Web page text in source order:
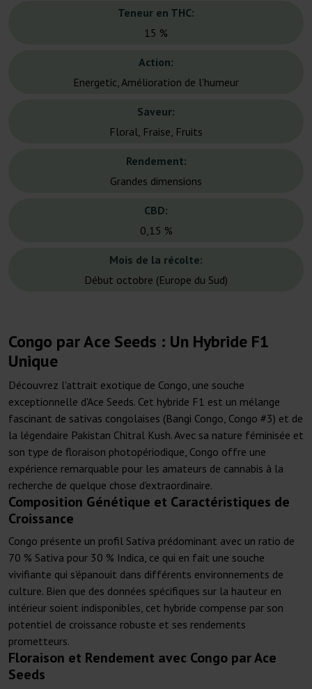
Teneur en THC:
15 %
Action:
Energetic, Amélioration de l'humeur
Saveur:
Floral, Fraise, Fruits
Rendement:
Grandes dimensions
CBD:
0,15 %
Mois de la récolte:
Début octobre (Europe du Sud)
Congo par Ace Seeds : Un Hybride F1
Unique
Découvrez l'attrait exotique de Congo, une souche
exceptionnelle d'Ace Seeds. Cet hybride F1 est un mélange
fascinant de sativas congolaises (Bangi Congo, Congo #3) et de
la légendaire Pakistan Chitral Kush. Avec sa nature féminisée et
son type de floraison photopériodique, Congo offre une
expérience remarquable pour les amateurs de cannabis à la
recherche de quelque chose d'extraordinaire.
Composition Génétique et Caractéristiques de
Croissance
Congo présente un profil Sativa prédominant avec un ratio de
70 % Sativa pour 30 % Indica, ce qui en fait une souche
vivifiante qui s'épanouit dans différents environnements de
culture. Bien que des données spécifiques sur la hauteur en
intérieur soient indisponibles, cet hybride compense par son
potentiel de croissance robuste et ses rendements
prometteurs.
Floraison et Rendement avec Congo par Ace
Seeds